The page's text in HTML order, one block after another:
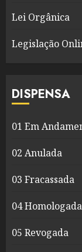
Lei Orgânica
Legislação
DISPENSA
01 Em
02 Anulada
03 Fracassada
04 Homologada
05 Revogada